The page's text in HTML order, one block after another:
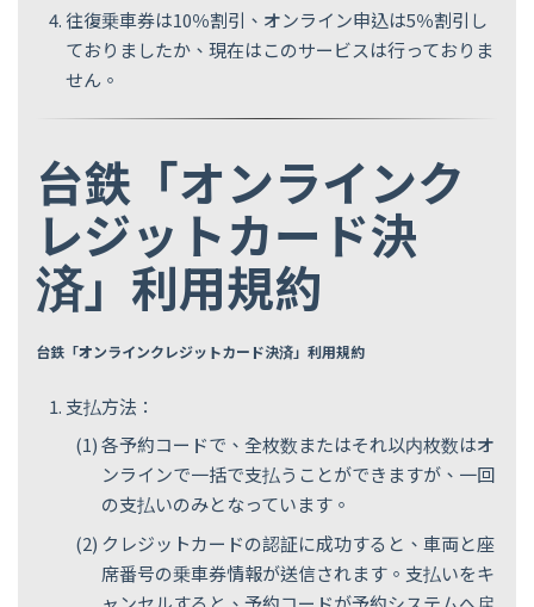
往復乗車券は10％割引、オンライン申込は5％割引し
ておりましたか、現在はこのサービスは行っておりま
せん。
台鉄「オンラインク
レジットカード決
済」利用規約
台鉄「オンラインクレジットカード決済」利用規約
支払方法：
各予約コードで、全枚数またはそれ以内枚数はオ
ンラインで一括で支払うことができますが、一回
の支払いのみとなっています。
クレジットカードの認証に成功すると、車両と座
席番号の乗車券情報が送信されます。支払いをキ